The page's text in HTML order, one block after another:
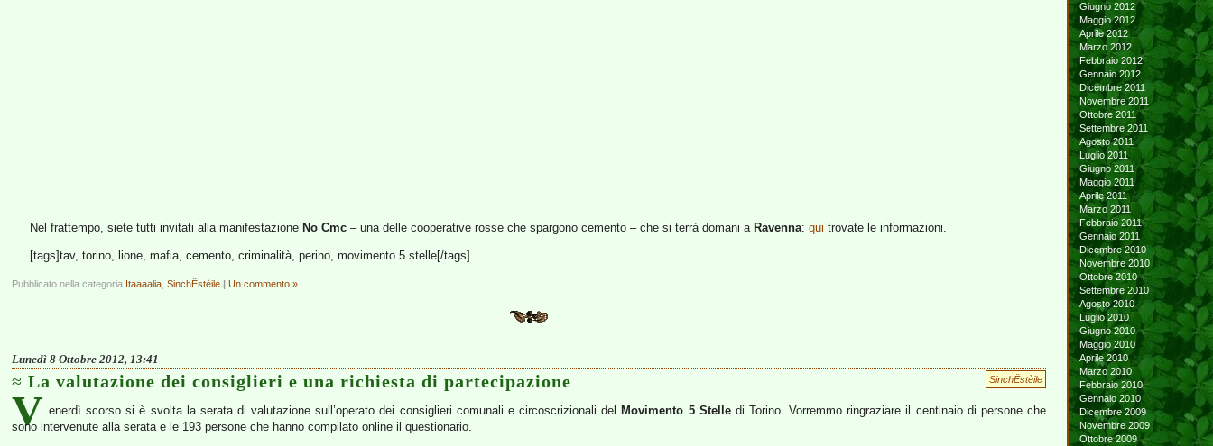
Nel frattempo, siete tutti invitati alla manifestazione No Cmc– una delle cooperative rosse che spargono cemento – che si terrà domani a Ravenna: qui trovate le informazioni.
[tags]tav, torino, lione, mafia, cemento, criminalità, perino, movimento 5 stelle[/tags]
Pubblicato nella categoria Itaaaalia SinchËstèile | Un commento »
Lunedì 8 Ottobre 2012, 13:41
SinchËstèile
La valutazione dei consiglieri e una richiesta di partecipazione
V enerdì scorso si è svolta la serata di valutazione sull’operato dei consiglieri comunali e circoscrizionali del Movimento 5 Stelledi Torino. Vorremmo ringraziare il centinaio di persone che
sono intervenute alla serata e le 193 persone che hanno compilato online il questionario.
Giugno 2012
Maggio 2012
Aprile 2012
Marzo 2012
Febbraio 2012
Gennaio 2012
Dicembre 2011
Novembre 2011
Ottobre 2011
Settembre 2011
Agosto 2011
Luglio 2011
Giugno 2011
Maggio 2011
Aprile 2011
Marzo 2011
Febbraio 2011
Gennaio 2011
Dicembre 2010
Novembre 2010
Ottobre 2010
Settembre 2010
Agosto 2010
Luglio 2010
Giugno 2010
Maggio 2010
Aprile 2010
Marzo 2010
Febbraio 2010
Gennaio 2010
Dicembre 2009
Novembre 2009
Ottobre 2009